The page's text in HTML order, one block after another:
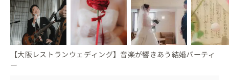
【大阪レストランウェディング】音楽が響きあう結婚パーティ
ー